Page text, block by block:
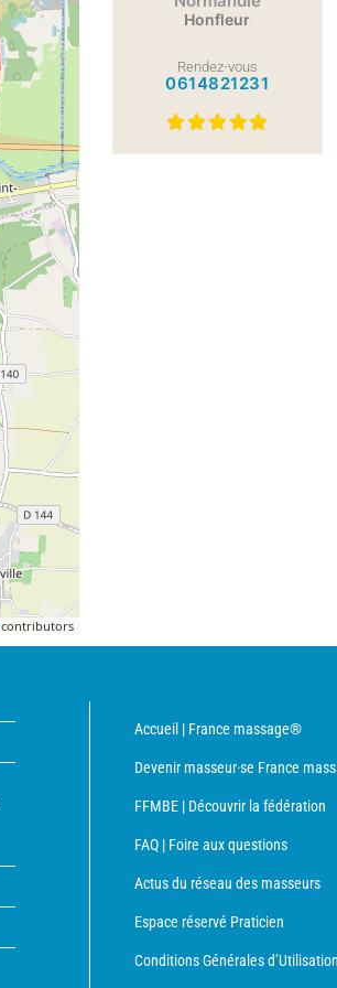
contributors
Honfleur
Rendez-vous
0614821231
Accueil | France massage®
Devenir masseur·se France
FFMBE | Découvrir la fédération
FAQ | Foire aux questions
Actus du réseau des masseurs
Espace réservé Praticien
Conditions Générales d’Utilisation